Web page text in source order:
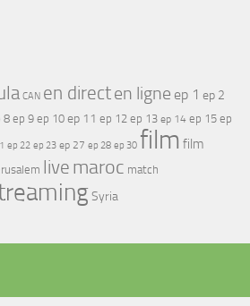
CAN en directen ligne ep 1 ep 2
8 ep 9 ep 10 ep 11 ep 12 ep 13 ep 14 ep 15 ep
ep 22 ep 23 ep 27 ep 28 ep 30 film film
live maroc match
Syria